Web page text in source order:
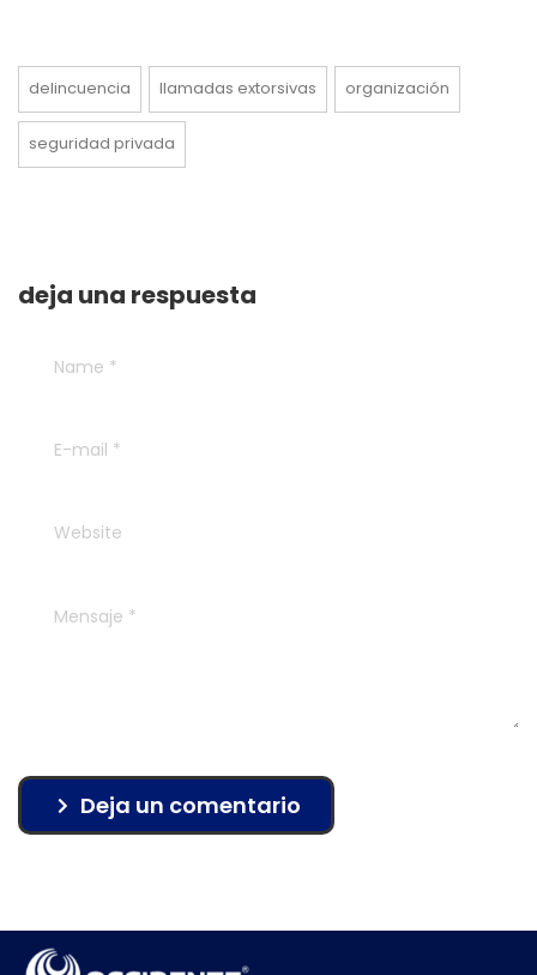
delincuencia llamadas extorsivas organización
seguridad privada
deja una respuesta
Deja un comentario